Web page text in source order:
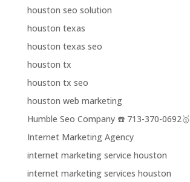
houston seo solution
houston texas
houston texas seo
houston tx
houston tx seo
houston web marketing
Humble Seo Company ☎️ 713-370-0692🥇
Internet Marketing Agency
internet marketing service houston
internet marketing services houston